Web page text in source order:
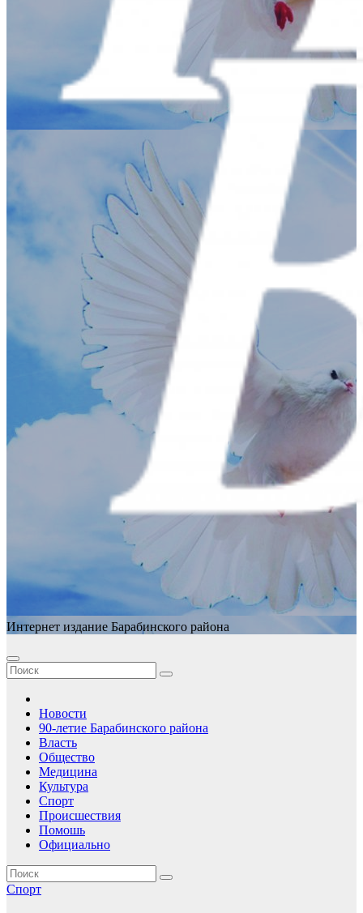
Интернет издание Барабинского района
Новости
90-летие Барабинского района
Власть
Общество
Медицина
Культура
Спорт
Происшествия
Помошь
Официально
Спорт